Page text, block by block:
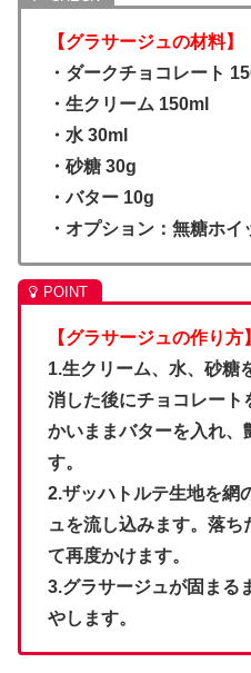
【グラサージュの材料】
・ダークチョコレート
・生クリーム 150ml
・水 30ml
・砂糖 30g
・バター 10g
・オプション：無糖ホ
【グラサージュの作り方】
1.生クリーム、水、砂糖
消した後にチョコレート
かいままバターを入れ、
す。
2.ザッハトルテ生地を網
ュを流し込みます。落ち
て再度かけます。
3.グラサージュが固まる
やします。